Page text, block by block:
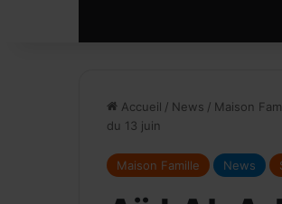
Accueil / News / Maison
du 13 juin
Maison Famille News